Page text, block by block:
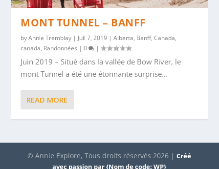
MONT TUNNEL – BANFF
byAnnie Tremblay | Juil 7, 2019 |Alberta, Banff,Canada,
canada, Randonnées |0 |
Juin 2019 – Situé dans la vallée de Bow River, le
mont Tunnel a été une étonnante surprise...
READ MORE
© Annie Explore, Tous droits réservés 2026 |Créé
avec passion par {Nom de code: WP}